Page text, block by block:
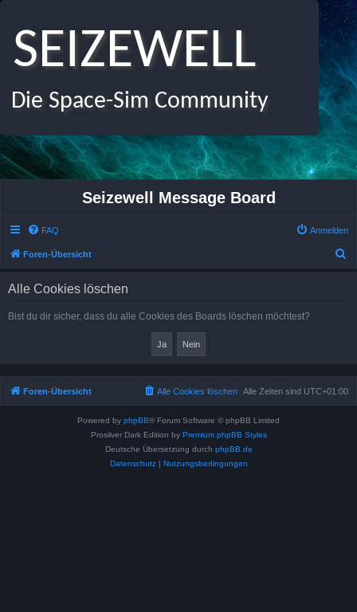
SEIZEWELL
Die Space-Sim Community
Seizewell Message Board
FAQ Anmelden
Foren-Übersicht
Alle Cookies löschen
Bist du dir sicher, dass du alle Cookies des Boards löschen möchtest?
Foren-Übersicht Alle Zeiten sind UTC+01:00
Alle Cookies löschen
Powered by phpBB® Forum Software © phpBB Limited
Prosilver Dark Edition by Premium phpBB Styles
Deutsche Übersetzung durch phpBB.de
Datenschutz| Nutzungsbedingungen